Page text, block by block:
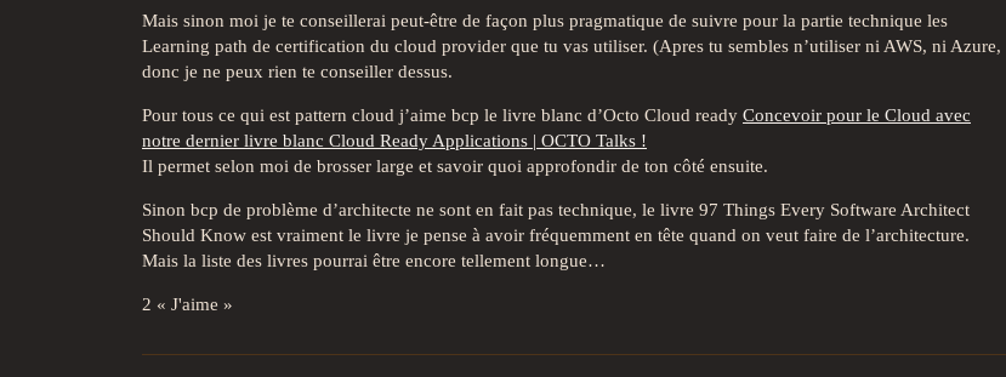
Mais sinon moi je te conseillerai peut-être de façon plus pragmatique de suivre pour la partie technique les
Learning path de certification du cloud provider que tu vas utiliser. (Apres tu sembles n’utiliser ni AWS, ni Azure,
donc je ne peux rien te conseiller dessus.
Pour tous ce qui est pattern cloud j’aime bcp le livre blanc d’Octo Cloud ready Concevoir pour le Cloud avec
notre dernier livre blanc Cloud Ready Applications | OCTO Talks !
Il permet selon moi de brosser large et savoir quoi approfondir de ton côté ensuite.
Sinon bcp de problème d’architecte ne sont en fait pas technique, le livre 97 Things Every Software Architect
Should Know est vraiment le livre je pense à avoir fréquemment en tête quand on veut faire de l’architecture.
Mais la liste des livres pourrai être encore tellement longue…
2 « J'aime »